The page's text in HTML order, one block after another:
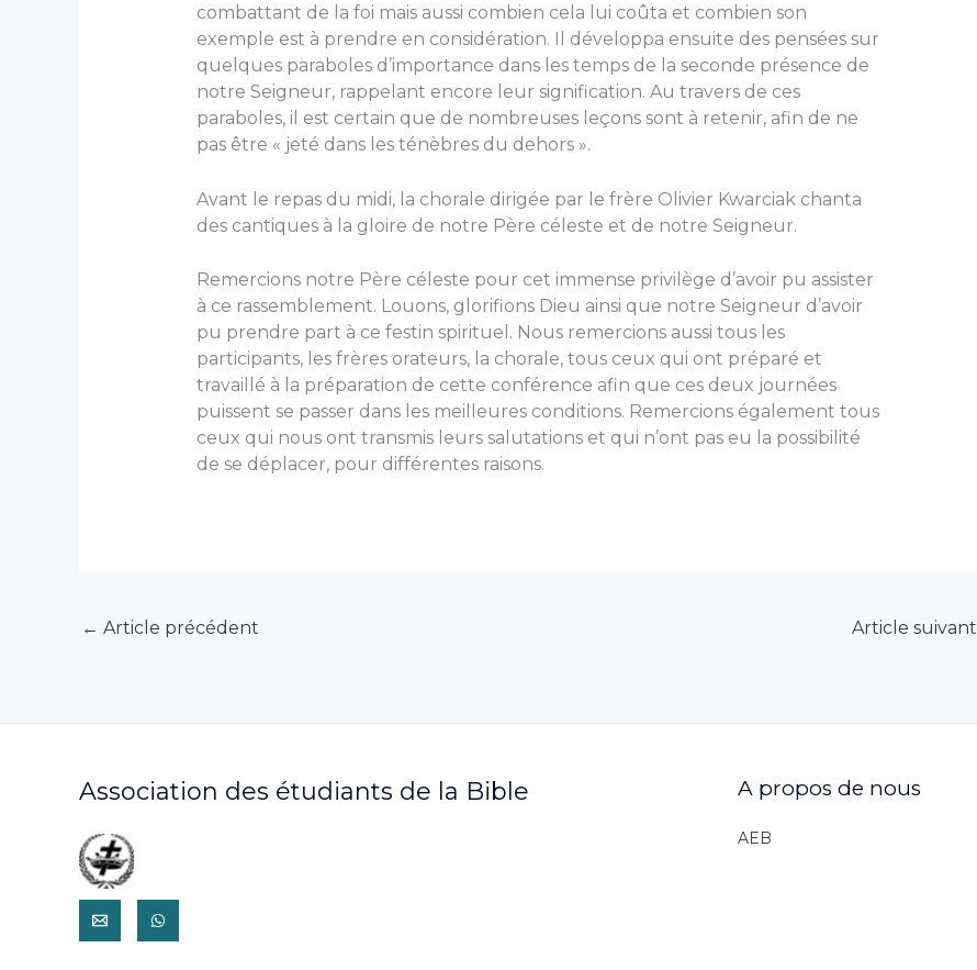
combattant de la foi mais aussi combien cela lui coûta et combien son
exemple est à prendre en considération. Il développa ensuite des pensées sur
quelques paraboles d’importance dans les temps de la seconde présence de
notre Seigneur, rappelant encore leur signification. Au travers de ces
paraboles, il est certain que de nombreuses leçons sont à retenir, afin de ne
pas être « jeté dans les ténèbres du dehors ».
Avant le repas du midi, la chorale dirigée par le frère Olivier Kwarciak chanta
des cantiques à la gloire de notre Père céleste et de notre Seigneur.
Remercions notre Père céleste pour cet immense privilège d’avoir pu assister
à ce rassemblement. Louons, glorifions Dieu ainsi que notre Seigneur d’avoir
pu prendre part à ce festin spirituel. Nous remercions aussi tous les
participants, les frères orateurs, la chorale, tous ceux qui ont préparé et
travaillé à la préparation de cette conférence afin que ces deux journées
puissent se passer dans les meilleures conditions. Remercions également tous
ceux qui nous ont transmis leurs salutations et qui n’ont pas eu la possibilité
de se déplacer, pour différentes raisons.
← Article précédent Article suivant
Association des étudiants de la Bible A propos de nous
AEB